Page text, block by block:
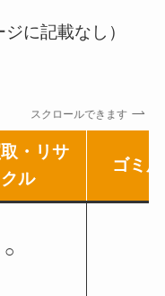
に記載なし）
スクロールできます
・リサ
ル
ゴミ
○